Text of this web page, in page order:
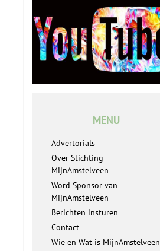
MENU
Advertorials
Over Stichting
MijnAmstelveen
Word Sponsor van
MijnAmstelveen
Berichten insturen
Contact
Wie en Wat is MijnAmstelveen